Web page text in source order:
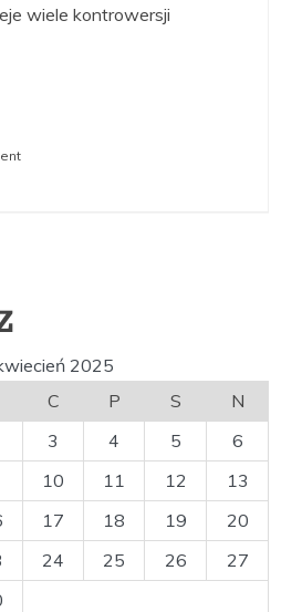
wiele kontrowersji
on
2025
C P S
N
3 4 5
6
10 11 12
13
17 18 19
20
24 25 26
27